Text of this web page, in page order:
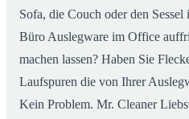
Sofa, die Couch oder den
Büro Auslegware im Office
machen lassen? Haben Sie
Laufspuren die von Ihrer
Kein Problem. Mr. Cleaner